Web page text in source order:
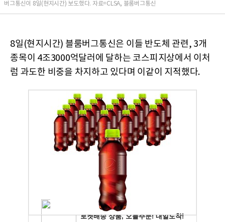
버그통신이 8일(현지시간) 보도했다. 자료=CLSA, 블룸버그통신
8일(현지시간) 블룸버그통신은 이들 반도체 관련, 3개
종목이 4조3000억달러에 달하는 코스피지상에서 이처
럼 과도한 비중을 차지하고 있다며 이같이 지적했다.